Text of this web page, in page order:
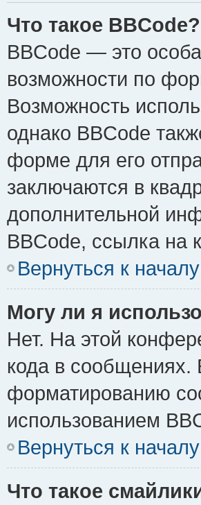
Что такое BBCode?
BBCode — это
возможности по
Возможность
однако BBCode
форме для его
заключаются в
дополнительной
BBCode, ссылка на
Вернуться к началу
Могу ли я
Нет. На этой
кода в сообщениях.
форматированию
использованием
Вернуться к началу
Что такое